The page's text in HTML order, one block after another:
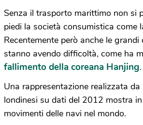
Senza il trasporto marittimo non si
piedi la società consumistica come
Recentemente però anche le grandi
stanno avendo difficoltà, come ha
fallimento della coreana Hanjing.
Una rappresentazione realizzata
londinesi su dati del 2012 mostra
movimenti delle navi nel mondo.